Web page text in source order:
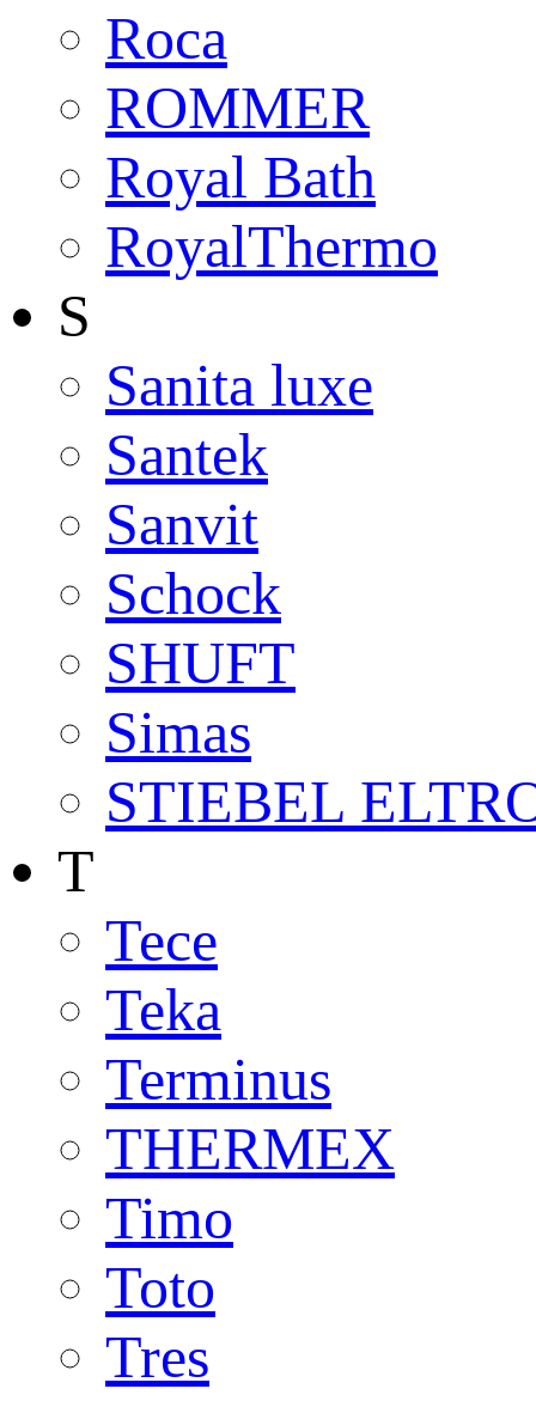
Roca
ROMMER
Royal Bath
RoyalThermo
S
Sanita luxe
Santek
Sanvit
Schock
SHUFT
Simas
STIEBEL
T
Tece
Teka
Terminus
THERMEX
Timo
Toto
Tres